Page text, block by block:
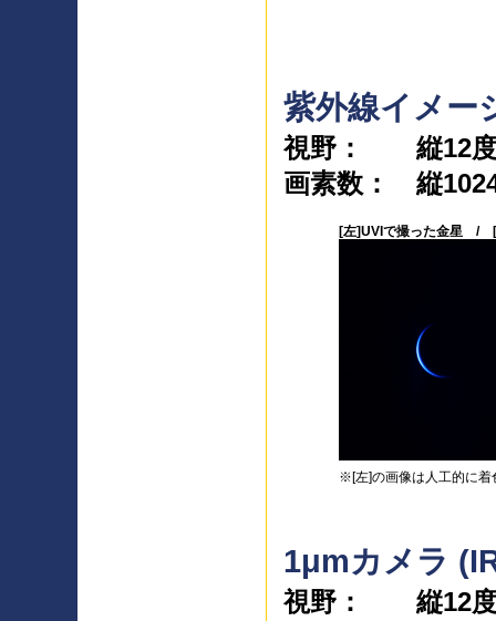
紫外線イメー
視野： 縦12度
画素数： 縦
[左]UVIで撮った金星 / [
※[左]の画像は人工的に着
1μmカメラ
視野： 縦12度